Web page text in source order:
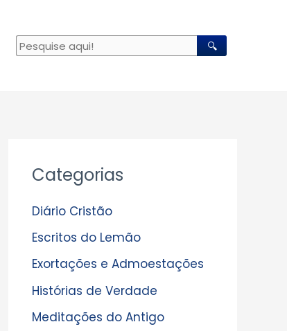
🔍
Categorias
Diário Cristão
Escritos do Lemão
Exortações e Admoestações
Histórias de Verdade
Meditações do Antigo
r
u
i
v
o
s